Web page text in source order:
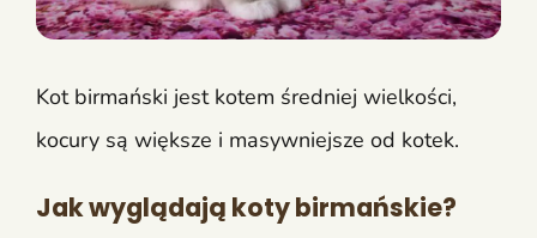
Kot birmański jest kotem średniej wielkości,
kocury są większe i masywniejsze od kotek.
Jak wyglądają koty birmańskie?